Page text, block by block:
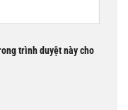
trình duyệt này cho